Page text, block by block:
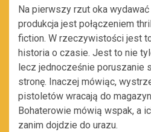
Na pierwszy rzut oka
produkcja jest połączeniem
fiction. W rzeczywistości jest
historia o czasie. Jest to nie
lecz jednocześnie poruszanie
stronę. Inaczej mówiąc,
pistoletów wracają do
Bohaterowie mówią wspak, a
zanim dojdzie do urazu.